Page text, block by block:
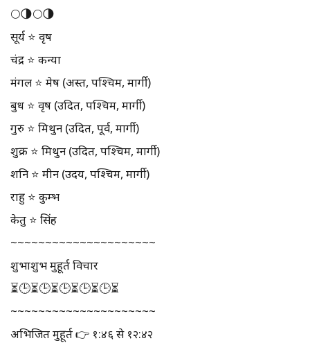
🌕🌗🌕🌗
सूर्य ⭐ वृष
चंद्र ⭐ कन्या
मंगल ⭐ मेष (अस्त, पश्चिम, मार्गी)
बुध ⭐ वृष (उदित, पश्चिम, मार्गी)
गुरु ⭐ मिथुन (उदित, पूर्व, मार्गी)
शुक्र ⭐ मिथुन (उदित, पश्चिम, मार्गी)
शनि ⭐ मीन (उदय, पश्चिम, मार्गी)
राहु ⭐ कुम्भ
केतु ⭐ सिंह
~~~~~~~~~~~~~~~~~~~~~
शुभाशुभ मुहूर्त विचार
⏳🕒⏳🕒⏳🕒⏳🕒⏳🕒⏳
~~~~~~~~~~~~~~~~~~~~~
अभिजित मुहूर्त 👉 १:४६ से १२:४२